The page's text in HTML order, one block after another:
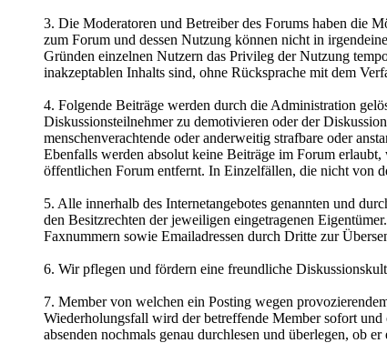
3. Die Moderatoren und Betreiber des Forums haben die
zum Forum und dessen Nutzung können nicht in
Gründen einzelnen Nutzern das Privileg der Nutzung
inakzeptablen Inhalts sind, ohne Rücksprache mit dem
4. Folgende Beiträge werden durch die Administration
Diskussionsteilnehmer zu demotivieren oder der
menschenverachtende oder anderweitig strafbare oder
Ebenfalls werden absolut keine Beiträge im Forum
öffentlichen Forum entfernt. In Einzelfällen, die nicht von
5. Alle innerhalb des Internetangebotes genannten und
den Besitzrechten der jeweiligen eingetragenen
Faxnummern sowie Emailadressen durch Dritte zur
6. Wir pflegen und fördern eine freundliche
7. Member von welchen ein Posting wegen
Wiederholungsfall wird der betreffende Member sofort und
absenden nochmals genau durchlesen und überlegen, ob